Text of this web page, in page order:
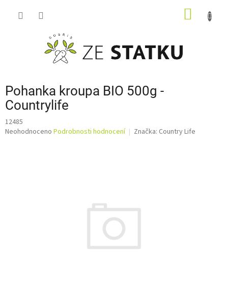
Pohanka kroupa BIO 500g -
Countrylife
12485
Průměrné
Neohodnoceno Podrobnosti hodnocení Značka: Country Life